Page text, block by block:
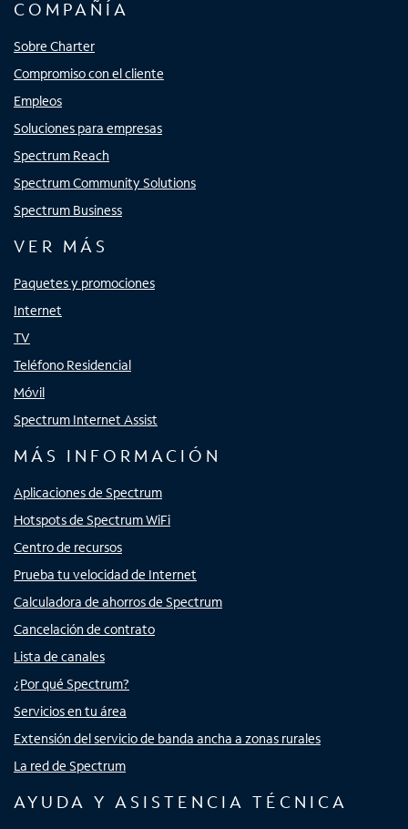
COMPAÑÍA
Sobre Charter
Compromiso con el cliente
Empleos
Soluciones para empresas
Spectrum Reach
Spectrum Community Solutions
Spectrum Business
VER MÁS
Paquetes y promociones
Internet
TV
Teléfono Residencial
Móvil
Spectrum Internet Assist
MÁS INFORMACIÓN
Aplicaciones de Spectrum
Hotspots de Spectrum WiFi
Centro de recursos
Prueba tu velocidad de Internet
Calculadora de ahorros de Spectrum
Cancelación de contrato
Lista de canales
¿Por qué Spectrum?
Servicios en tu área
Extensión del servicio de banda ancha a zonas rurales
La red de Spectrum
AYUDA Y ASISTENCIA TÉCNICA